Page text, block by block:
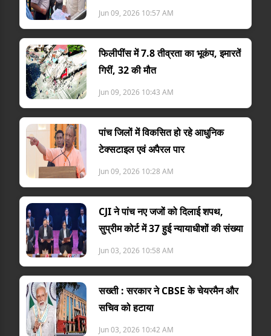
तेज
Jun 09, 2026 10:57 AM
फिलीपींस में 7.8 तीव्रता का भूकंप, इमारतें
गिरीं, 32 की मौत
Jun 09, 2026 10:43 AM
पांच जिलों में विकसित हो रहे आधुनिक
टेक्सटाइल एवं अपैरल पार
Jun 09, 2026 10:28 AM
CJI ने पांच नए जजों को दिलाई शपथ,
सुप्रीम कोर्ट में 37 हुई न्यायाधीशों की संख्या
Jun 03, 2026 10:58 AM
सख्ती : सरकार ने CBSE के चेयरमैन और
सचिव को हटाया
Jun 03, 2026 10:42 AM